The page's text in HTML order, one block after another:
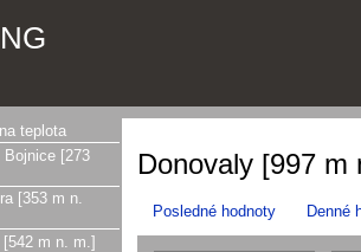
teplota
[273
[353 m n.
m n. m.]
Donovaly [997 m
Posledné hodnoty Denné